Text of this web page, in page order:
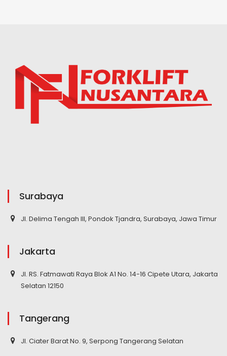
Surabaya
Jl. Delima Tengah III, Pondok Tjandra, Surabaya, Jawa Timur
Jakarta
Jl. RS. Fatmawati Raya Blok A1 No. 14-16 Cipete Utara, Jakarta
Selatan 12150
Tangerang
Jl. Ciater Barat No. 9, Serpong Tangerang Selatan